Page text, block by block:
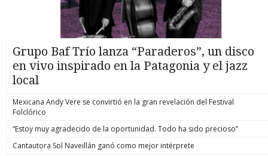
Grupo Baf Trío lanza “Paraderos”, un disco
en vivo inspirado en la Patagonia y el jazz
local
Mexicana Andy Vere se convirtió en la gran revelación del Festival
Folclórico
“Estoy muy agradecido de la oportunidad. Todo ha sido precioso”
Cantautora Sol Naveillán ganó como mejor intérprete